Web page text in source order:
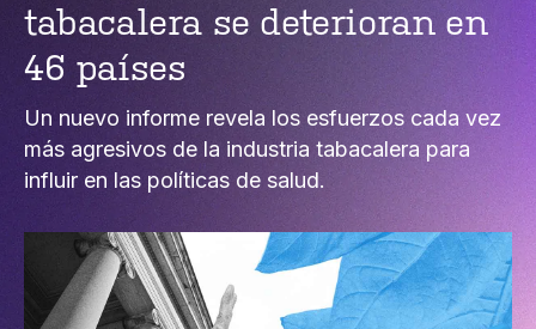
tabacalera se deterioran en
46 países
Un nuevo informe revela los esfuerzos cada vez
más agresivos de la industria tabacalera para
influir en las políticas de salud.